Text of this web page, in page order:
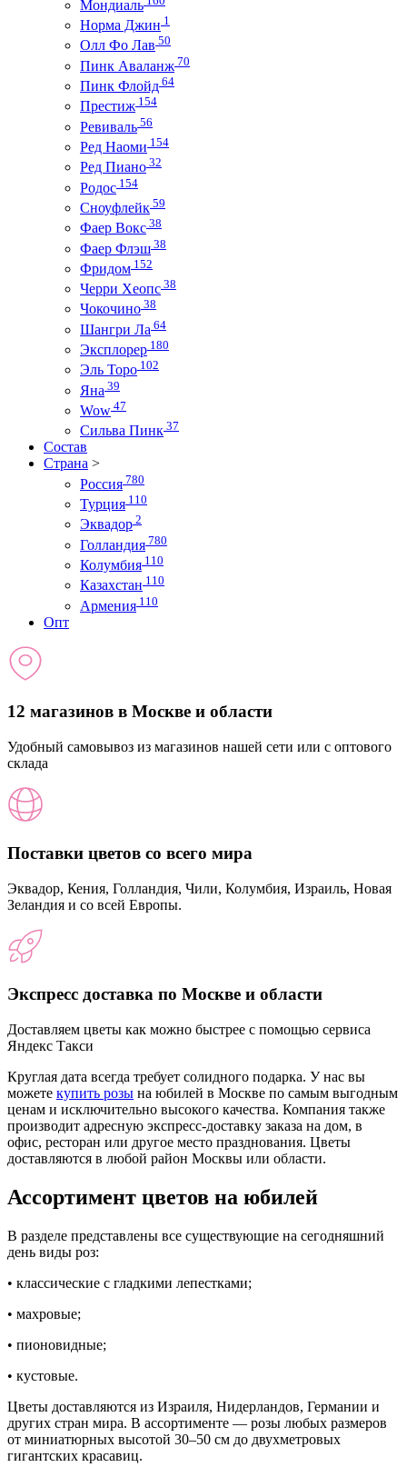
Мондиаль
Норма Джин 1
Олл Фо Лав 50
Пинк Аваланж 70
Пинк Флойд 64
Престиж 154
Ревиваль 56
Ред Наоми 154
Ред Пиано 32
Родос 154
Сноуфлейк 59
Фаер Вокс 38
Фаер Флэш 38
Фридом 152
Черри Хеопс 38
Чокочино 38
Шангри Ла 64
Эксплорер 180
Эль Торо 102
Яна 39
Wow 47
Сильва Пинк 37
Состав
Страна >
Россия 780
Турция 110
Эквадор 2
Голландия 780
Колумбия 110
Казахстан 110
Армения 110
Опт
12 магазинов в Москве и области
Удобный самовывоз из магазинов нашей сети или с оптового
склада
Поставки цветов со всего мира
Эквадор, Кения, Голландия, Чили, Колумбия, Израиль, Новая
Зеландия и со всей Европы.
Экспресс доставка по Москве и области
Доставляем цветы как можно быстрее с помощью сервиса
Яндекс Такси
Круглая дата всегда требует солидного подарка. У нас вы
можете купить розы на юбилей в Москве по самым выгодным
ценам и исключительно высокого качества. Компания также
производит адресную экспресс-доставку заказа на дом, в
офис, ресторан или другое место празднования. Цветы
доставляются в любой район Москвы или области.
Ассортимент цветов на юбилей
В разделе представлены все существующие на сегодняшний
день виды роз:
• классические с гладкими лепестками;
• махровые;
• пионовидные;
• кустовые.
Цветы доставляются из Израиля, Нидерландов, Германии и
других стран мира. В ассортименте — розы любых размеров
от миниатюрных высотой 30–50 см до двухметровых
гигантских красавиц.